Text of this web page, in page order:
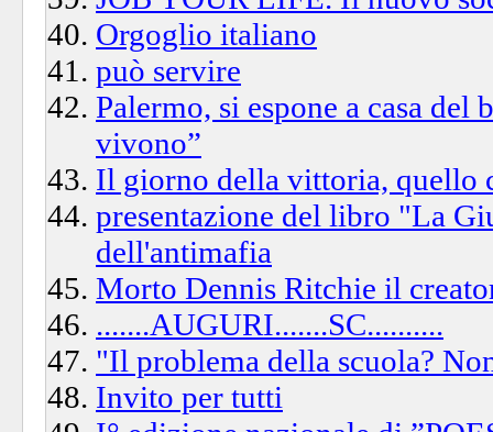
Orgoglio italiano
può servire
Palermo, si espone a casa
vivono”
Il giorno della vittoria, quello
presentazione del libro "La
dell'antimafia
Morto Dennis Ritchie il
.......AUGURI.......SC..........
"Il problema della scuola?
Invito per tutti